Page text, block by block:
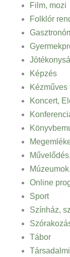
Film, mozi
Folklór
Képzés
Koncert,
Online
Sport
Színház,
Tábor